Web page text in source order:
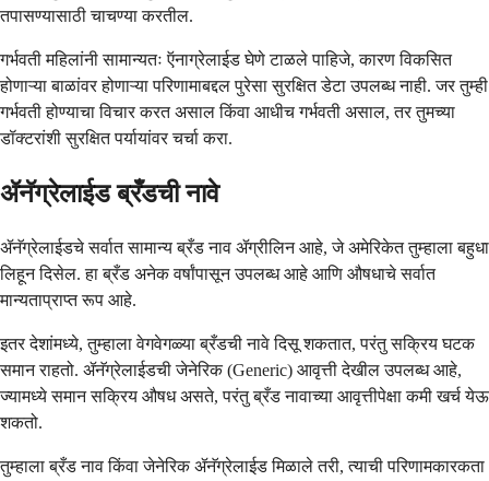
तपासण्यासाठी चाचण्या करतील.
गर्भवती महिलांनी सामान्यतः ऍनाग्रेलाईड घेणे टाळले पाहिजे, कारण विकसित
होणाऱ्या बाळांवर होणाऱ्या परिणामाबद्दल पुरेसा सुरक्षित डेटा उपलब्ध नाही. जर तुम्ही
गर्भवती होण्याचा विचार करत असाल किंवा आधीच गर्भवती असाल, तर तुमच्या
डॉक्टरांशी सुरक्षित पर्यायांवर चर्चा करा.
ॲनॅग्रेलाईड ब्रँडची नावे
ॲनॅग्रेलाईडचे सर्वात सामान्य ब्रँड नाव ॲग्रीलिन आहे, जे अमेरिकेत तुम्हाला बहुधा
लिहून दिसेल. हा ब्रँड अनेक वर्षांपासून उपलब्ध आहे आणि औषधाचे सर्वात
मान्यताप्राप्त रूप आहे.
इतर देशांमध्ये, तुम्हाला वेगवेगळ्या ब्रँडची नावे दिसू शकतात, परंतु सक्रिय घटक
समान राहतो. ॲनॅग्रेलाईडची जेनेरिक (Generic) आवृत्ती देखील उपलब्ध आहे,
ज्यामध्ये समान सक्रिय औषध असते, परंतु ब्रँड नावाच्या आवृत्तीपेक्षा कमी खर्च येऊ
शकतो.
तुम्हाला ब्रँड नाव किंवा जेनेरिक ॲनॅग्रेलाईड मिळाले तरी, त्याची परिणामकारकता